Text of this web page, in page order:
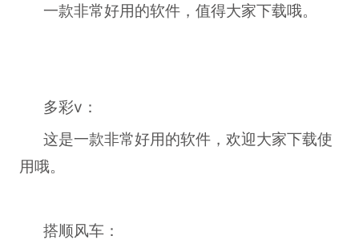
一款非常好用的软件，值得大家下载哦。
多彩v：
这是一款非常好用的软件，欢迎大家下载使
用哦。
搭顺风车：